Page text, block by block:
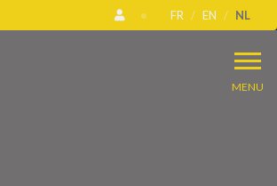
FR EN NL
MENU